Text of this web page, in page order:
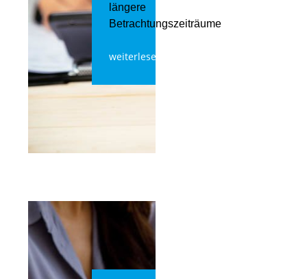
längere
Betrachtungszeiträume
weiterlesen